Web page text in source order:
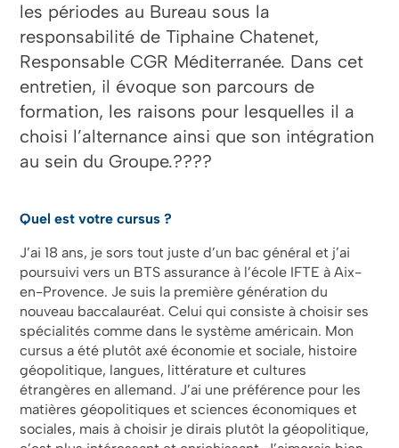
les périodes au Bureau sous la
responsabilité de Tiphaine Chatenet,
Responsable CGR Méditerranée. Dans cet
entretien, il évoque son parcours de
formation, les raisons pour lesquelles il a
choisi l’alternance ainsi que son intégration
au sein du Groupe.????​​​​​​​
Quel est votre cursus ?
J’ai 18 ans, je sors tout juste d’un bac général et j’ai
poursuivi vers un BTS assurance à l’école IFTE à Aix-
en-Provence. Je suis la première génération du
nouveau baccalauréat. Celui qui consiste à choisir ses
spécialités comme dans le système américain. Mon
cursus a été plutôt axé économie et sociale, histoire
géopolitique, langues, littérature et cultures
étrangères en allemand. J’ai une préférence pour les
matières géopolitiques et sciences économiques et
sociales, mais à choisir je dirais plutôt la géopolitique,